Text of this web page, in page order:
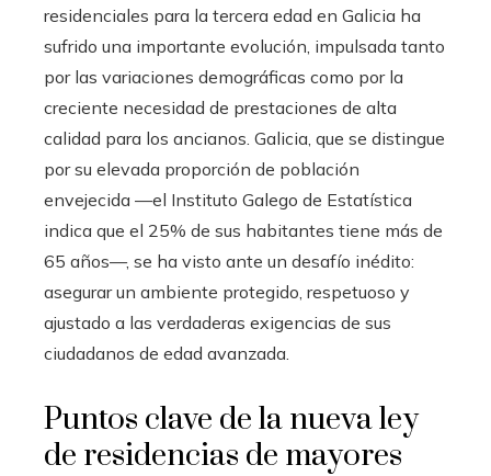
residenciales para la tercera edad en Galicia ha
sufrido una importante evolución, impulsada tanto
por las variaciones demográficas como por la
creciente necesidad de prestaciones de alta
calidad para los ancianos. Galicia, que se distingue
por su elevada proporción de población
envejecida —el Instituto Galego de Estatística
indica que el 25% de sus habitantes tiene más de
65 años—, se ha visto ante un desafío inédito:
asegurar un ambiente protegido, respetuoso y
ajustado a las verdaderas exigencias de sus
ciudadanos de edad avanzada.
Puntos clave de la nueva ley
de residencias de mayores